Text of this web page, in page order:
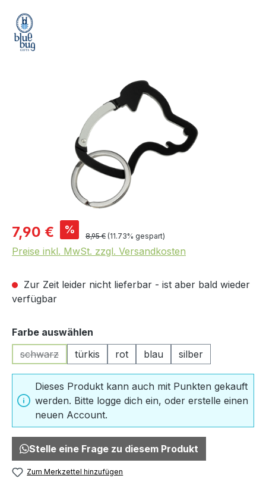
Bildergalerie überspringen
7,90 € %
8,95 € (11.73% gespart)
Preise inkl. MwSt. zzgl. Versandkosten
Zur Zeit leider nicht lieferbar - ist aber bald wieder
verfügbar
Farbe auswählen
schwarz
(Diese Option ist zurzeit nicht verfügbar.)
türkis rot blau silber
Dieses Produkt kann auch mit Punkten gekauft
werden. Bitte logge dich ein, oder erstelle einen
neuen Account.
Stelle eine Frage zu diesem Produkt
Zum Merkzettel hinzufügen